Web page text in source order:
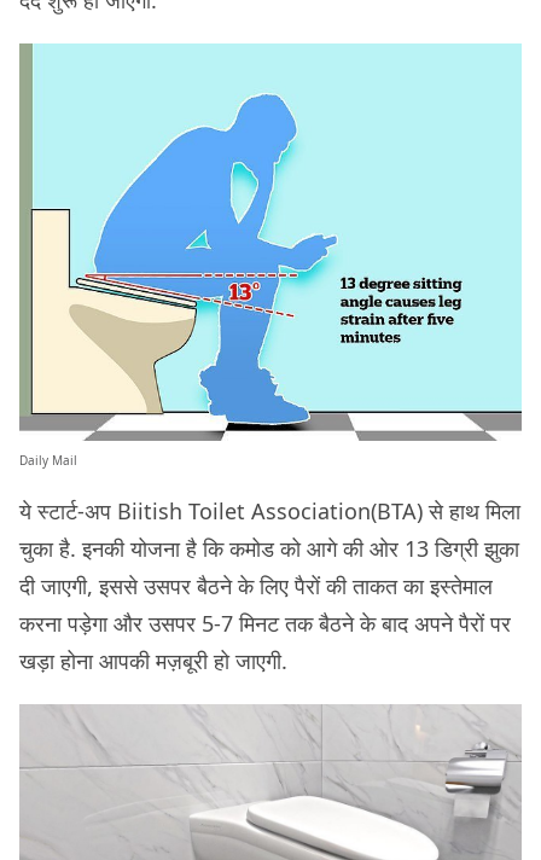
Daily Mail
ये स्टार्ट-अप Biitish Toilet Association(BTA) से हाथ मिला
चुका है. इनकी योजना है कि कमोड को आगे की ओर 13 डिग्री झुका
दी जाएगी, इससे उसपर बैठने के लिए पैरों की ताकत का इस्तेमाल
करना पड़ेगा और उसपर 5-7 मिनट तक बैठने के बाद अपने पैरों पर
खड़ा होना आपकी मज़बूरी हो जाएगी.